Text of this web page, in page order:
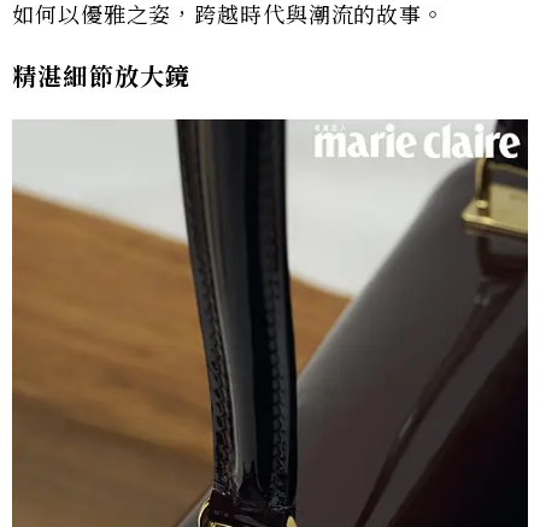
如何以優雅之姿，跨越時代與潮流的故事。
精湛細節放大鏡